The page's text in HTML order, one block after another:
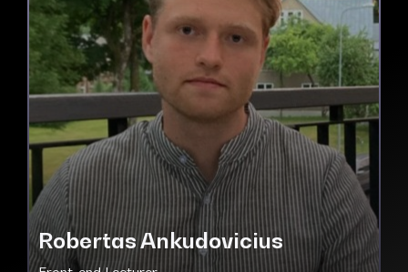
Robertas Ankudovicius